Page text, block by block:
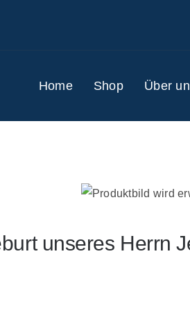
Home Shop Über
unseres Herrn